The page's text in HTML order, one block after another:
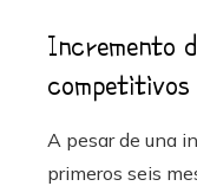
Incremento
competitivos
A pesar de una
primeros seis